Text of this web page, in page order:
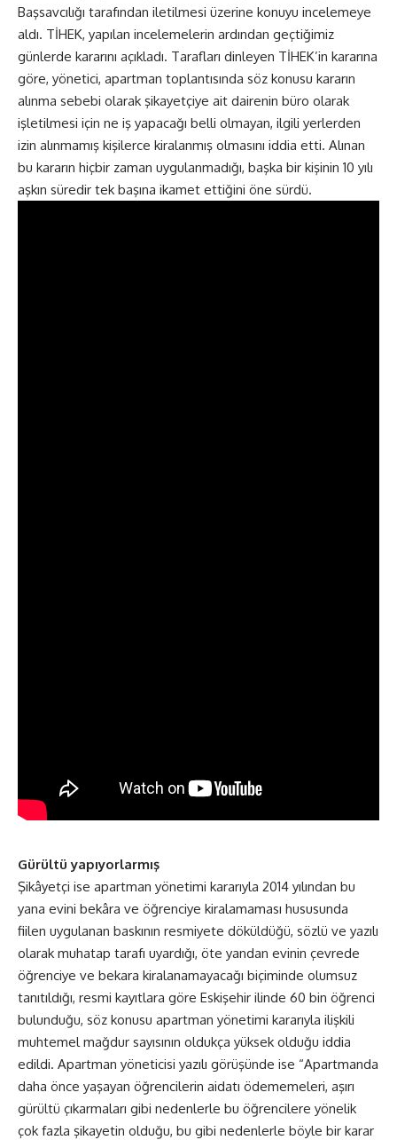
Başsavcılığı tarafından iletilmesi üzerine konuyu incelemeye
aldı. TİHEK, yapılan incelemelerin ardından geçtiğimiz
günlerde kararını açıkladı. Tarafları dinleyen TİHEK’in kararına
göre, yönetici, apartman toplantısında söz konusu kararın
alınma sebebi olarak şikayetçiye ait dairenin büro olarak
işletilmesi için ne iş yapacağı belli olmayan, ilgili yerlerden
izin alınmamış kişilerce kiralanmış olmasını iddia etti. Alınan
bu kararın hiçbir zaman uygulanmadığı, başka bir kişinin 10 yılı
aşkın süredir tek başına ikamet ettiğini öne sürdü.
Gürültü yapıyorlarmış
Şikâyetçi ise apartman yönetimi kararıyla 2014 yılından bu
yana evini bekâra ve öğrenciye kiralamaması hususunda
fiilen uygulanan baskının resmiyete döküldüğü, sözlü ve yazılı
olarak muhatap tarafı uyardığı, öte yandan evinin çevrede
öğrenciye ve bekara kiralanamayacağı biçiminde olumsuz
tanıtıldığı, resmi kayıtlara göre Eskişehir ilinde 60 bin öğrenci
bulunduğu, söz konusu apartman yönetimi kararıyla ilişkili
muhtemel mağdur sayısının oldukça yüksek olduğu iddia
edildi. Apartman yöneticisi yazılı görüşünde ise “Apartmanda
daha önce yaşayan öğrencilerin aidatı ödememeleri, aşırı
gürültü çıkarmaları gibi nedenlerle bu öğrencilere yönelik
çok fazla şikayetin olduğu, bu gibi nedenlerle böyle bir karar